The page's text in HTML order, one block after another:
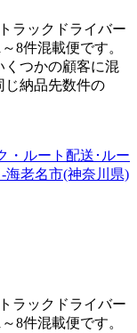
ラックドライバー
8件混載便です。
くつかの顧客に混
じ納品先数件の
・ルート配送･ルー
海老名市(神奈川県)
ラックドライバー
8件混載便です。